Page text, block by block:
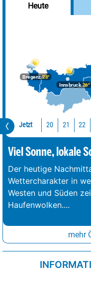
Heute
Bregenz28°
Innsbruck26°
Jetzt 20 21 22
Viel Sonne, lokale
Der heutige
Wettercharakter in
Westen und Süden
Haufenwolken....
mehr